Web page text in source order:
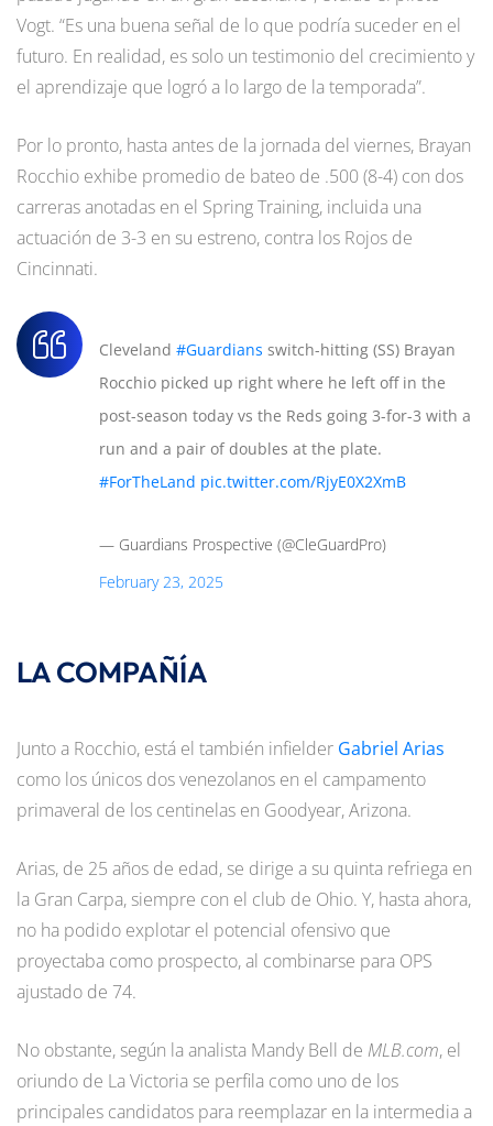
Vogt. “Es una buena señal de lo que podría suceder en el
futuro. En realidad, es solo un testimonio del crecimiento y
el aprendizaje que logró a lo largo de la temporada”.
Por lo pronto, hasta antes de la jornada del viernes, Brayan
Rocchio exhibe promedio de bateo de .500 (8-4) con dos
carreras anotadas en el Spring Training, incluida una
actuación de 3-3 en su estreno, contra los Rojos de
Cincinnati.
Cleveland #Guardians switch-hitting (SS) Brayan
Rocchio picked up right where he left off in the
post-season today vs the Reds going 3-for-3 with a
run and a pair of doubles at the plate.
#ForTheLand pic.twitter.com/RjyE0X2XmB
— Guardians Prospective (@CleGuardPro)
February 23, 2025
LA COMPAÑÍA
Junto a Rocchio, está el también infielder Gabriel Arias
como los únicos dos venezolanos en el campamento
primaveral de los centinelas en Goodyear, Arizona.
Arias, de 25 años de edad, se dirige a su quinta refriega en
la Gran Carpa, siempre con el club de Ohio. Y, hasta ahora,
no ha podido explotar el potencial ofensivo que
proyectaba como prospecto, al combinarse para OPS
ajustado de 74.
No obstante, según la analista Mandy Bell de MLB.com, el
oriundo de La Victoria se perfila como uno de los
principales candidatos para reemplazar en la intermedia a